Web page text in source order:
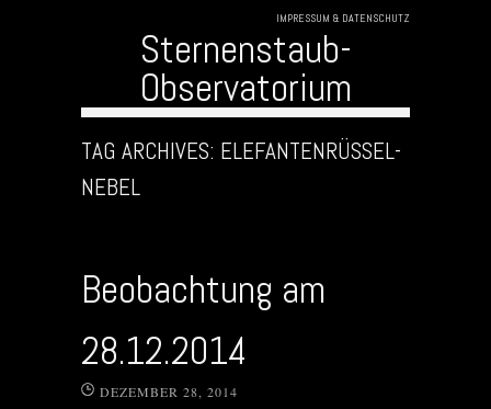
IMPRESSUM & DATENSCHUTZ
Sternenstaub-
Observatorium
TAG ARCHIVES: ELEFANTENRÜSSEL-
NEBEL
Beobachtung am
28.12.2014
DEZEMBER 28, 2014